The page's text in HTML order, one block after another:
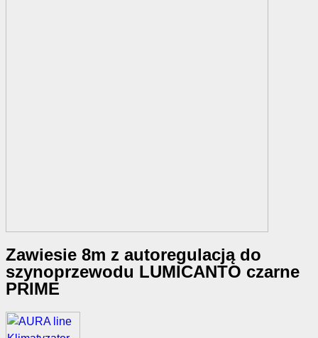
Zawiesie 8m z autoregulacją do
szynoprzewodu LUMICANTO czarne
PRIME